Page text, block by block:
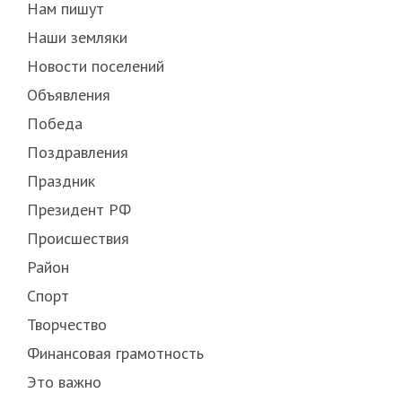
Нам пишут
Наши земляки
Новости поселений
Объявления
Победа
Поздравления
Праздник
Президент РФ
Происшествия
Район
Спорт
Творчество
Финансовая грамотность
Это важно